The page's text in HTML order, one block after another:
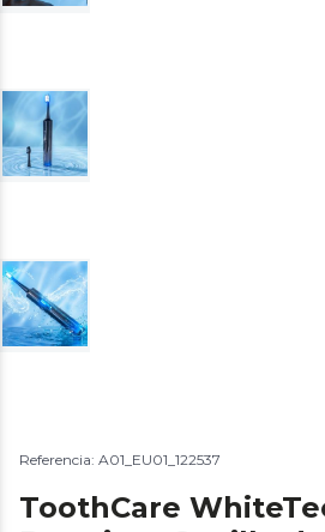
Referencia: A01_EU01_122537
ToothCare